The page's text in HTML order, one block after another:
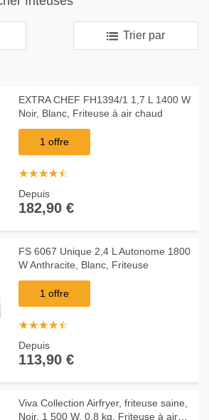
Trier par
EXTRA CHEF FH1394/1 1,7 L 1400 W
Noir, Blanc, Friteuse à air chaud
1 offre
☆☆☆☆☆
★★★★★
Depuis
182,90 €
FS 6067 Unique 2,4 L Autonome 1800
W Anthracite, Blanc, Friteuse
1 offre
☆☆☆☆☆
★★★★★
Depuis
113,90 €
Viva Collection Airfryer, friteuse saine,
Noir, 1 500 W, 0,8 kg, Friteuse à air